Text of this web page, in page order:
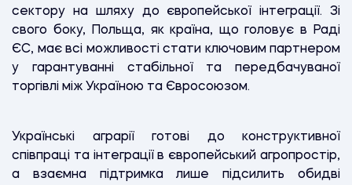
сектору на шляху до європейської інтеграції. Зі
свого боку, Польща, як країна, що головує в Раді
ЄС, має всі можливості стати ключовим партнером
у гарантуванні стабільної та передбачуваної
торгівлі між Україною та Євросоюзом.
Українські аграрії готові до конструктивної
співпраці та інтеграції в європейський агропростір,
а взаємна підтримка лише підсилить обидві